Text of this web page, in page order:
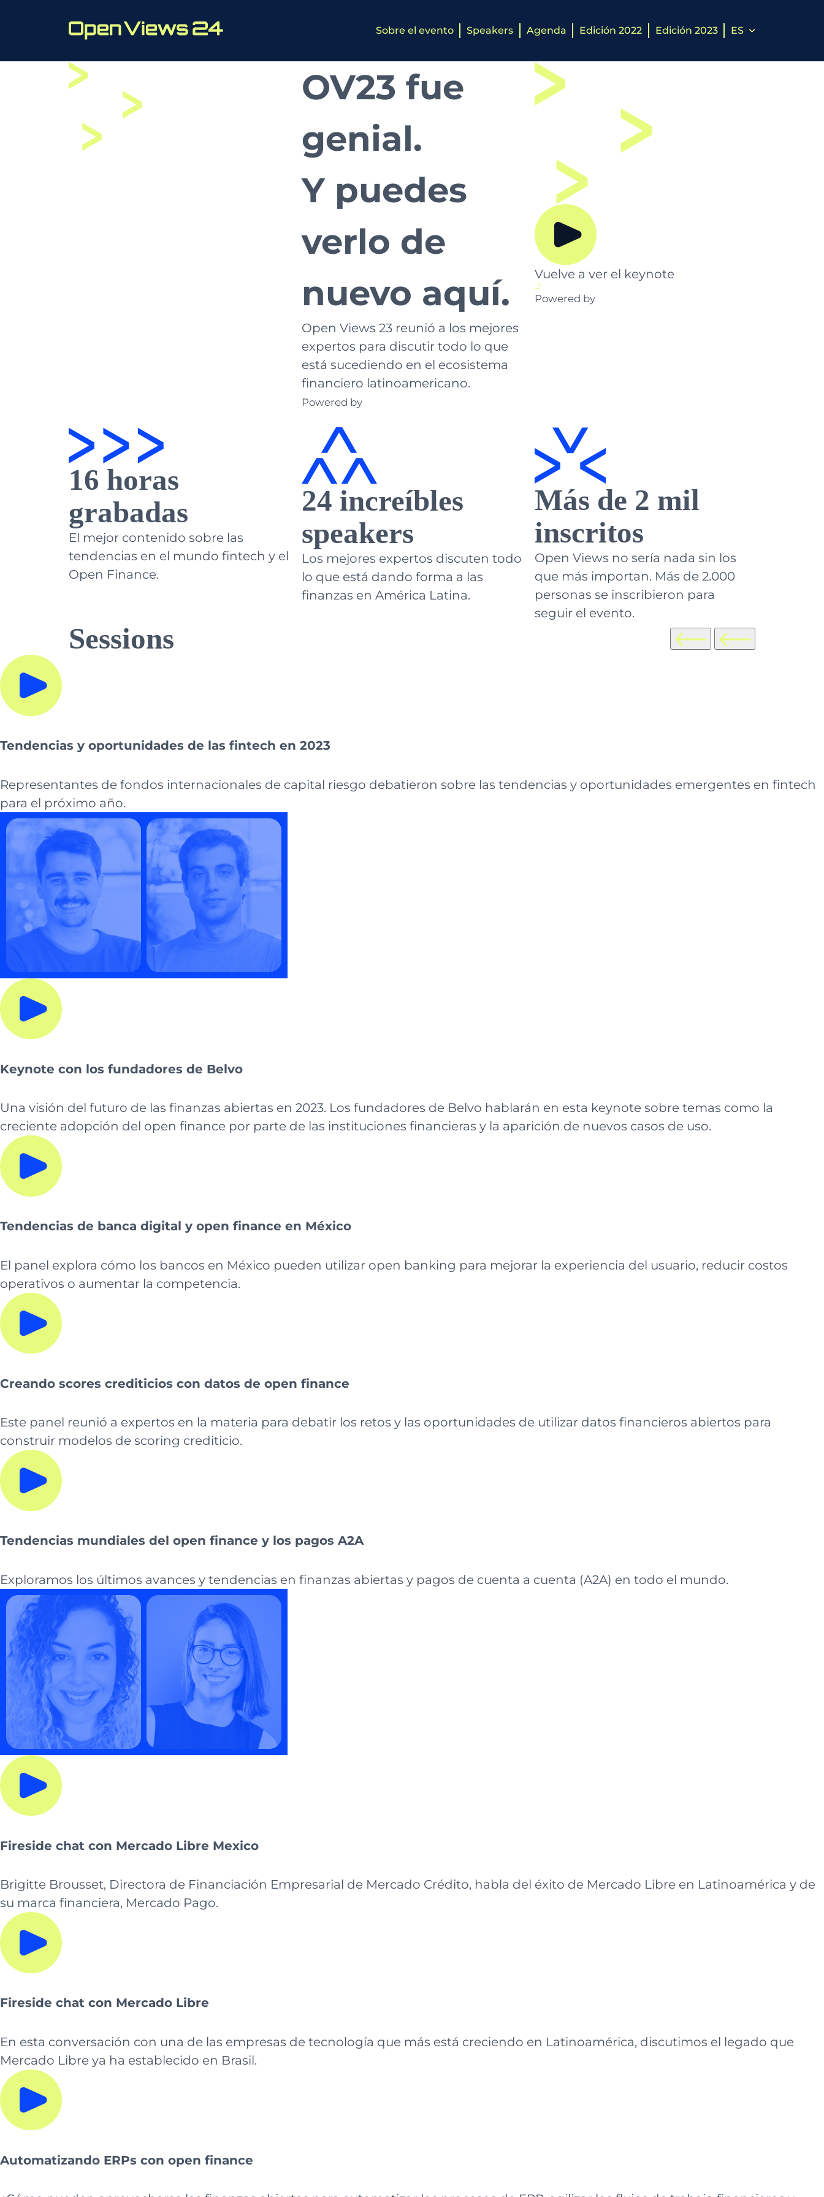
Sobre el evento Speakers Agenda Edición 2022 Edición 2023 ES
OV23 fue
genial.
Y puedes
verlo de
nuevo aquí.
Open Views 23 reunió a los mejores
expertos para discutir todo lo que
está sucediendo en el ecosistema
financiero latinoamericano.
Powered by
Vuelve a ver el keynote
Powered by
16 horas
grabadas
El mejor contenido sobre las
tendencias en el mundo fintech y el
Open Finance.
24 increíbles
speakers
Los mejores expertos discuten todo
lo que está dando forma a las
finanzas en América Latina.
Más de 2 mil
inscritos
Open Views no sería nada sin los
que más importan. Más de 2.000
personas se inscribieron para
seguir el evento.
Sessions
Tendencias y oportunidades de las fintech en 2023
Representantes de fondos internacionales de capital riesgo debatieron sobre las tendencias y oportunidades emergentes en fintech
para el próximo año.
Keynote con los fundadores de Belvo
Una visión del futuro de las finanzas abiertas en 2023. Los fundadores de Belvo hablarán en esta keynote sobre temas como la
creciente adopción del open finance por parte de las instituciones financieras y la aparición de nuevos casos de uso.
Tendencias de banca digital y open finance en México
El panel explora cómo los bancos en México pueden utilizar open banking para mejorar la experiencia del usuario, reducir costos
operativos o aumentar la competencia.
Creando scores crediticios con datos de open finance
Este panel reunió a expertos en la materia para debatir los retos y las oportunidades de utilizar datos financieros abiertos para
construir modelos de scoring crediticio.
Tendencias mundiales del open finance y los pagos A2A
Exploramos los últimos avances y tendencias en finanzas abiertas y pagos de cuenta a cuenta (A2A) en todo el mundo.
Fireside chat con Mercado Libre Mexico
Brigitte Brousset, Directora de Financiación Empresarial de Mercado Crédito, habla del éxito de Mercado Libre en Latinoamérica y de
su marca financiera, Mercado Pago.
Fireside chat con Mercado Libre
En esta conversación con una de las empresas de tecnología que más está creciendo en Latinoamérica, discutimos el legado que
Mercado Libre ya ha establecido en Brasil.
Automatizando ERPs con open finance